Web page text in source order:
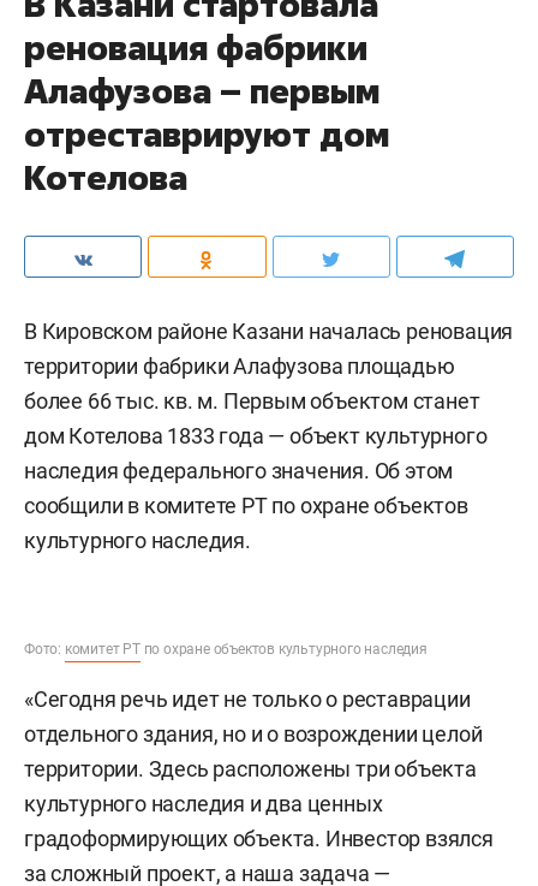
реновация фабрики
Алафузова – первым
отреставрируют дом
Котелова
В Кировском районе Казани началась реновация
территории фабрики Алафузова площадью
более 66 тыс. кв. м. Первым объектом станет
дом Котелова 1833 года — объект культурного
наследия федерального значения. Об этом
сообщили в комитете РТ по охране объектов
культурного наследия.
Фото: комитет РТпо охране объектов культурного наследия
«Сегодня речь идет не только о реставрации
отдельного здания, но и о возрождении целой
территории. Здесь расположены три объекта
культурного наследия и два ценных
градоформирующих объекта. Инвестор взялся
за сложный проект, а наша задача —